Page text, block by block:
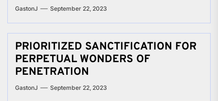
GastonJ September 22, 2023
PRIORITIZED SANCTIFICATION FOR
PERPETUAL WONDERS OF
PENETRATION
GastonJ September 22, 2023